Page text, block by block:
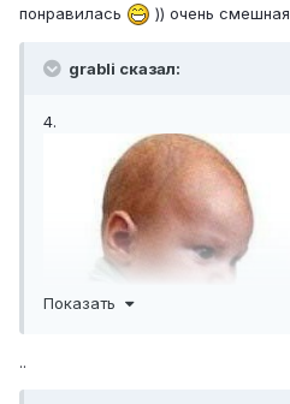
понравилась
)) очень смешная
grabli сказал:
4.
Показать
..